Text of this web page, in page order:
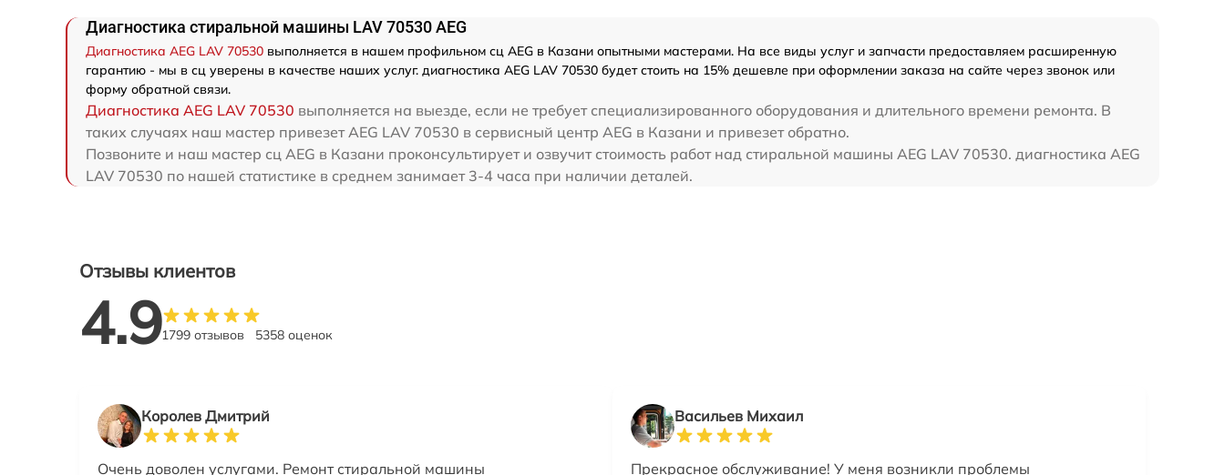
Диагностика стиральной машины LAV 70530 AEG
Диагностика AEG LAV 70530 выполняется в нашем профильном сц AEG в Казани опытными мастерами. На все виды услуг и запчасти предоставляем расширенную
гарантию - мы в сц уверены в качестве наших услуг. диагностика AEG LAV 70530 будет стоить на 15% дешевле при оформлении заказа на сайте через звонок или
форму обратной связи.
Диагностика AEG LAV 70530 выполняется на выезде, если не требует специализированного оборудования и длительного времени ремонта. В
таких случаях наш мастер привезет AEG LAV 70530 в сервисный центр AEG в Казани и привезет обратно.
Позвоните и наш мастер сц AEG в Казани проконсультирует и озвучит стоимость работ над стиральной машины AEG LAV 70530. диагностика AEG
LAV 70530 по нашей статистике в среднем занимает 3-4 часа при наличии деталей.
Отзывы клиентов
4.91799 отзывов 5358 оценок
Королев Дмитрий
Очень доволен услугами. Ремонт стиральной машины
Васильев Михаил
Прекрасное обслуживание! У меня возникли проблемы